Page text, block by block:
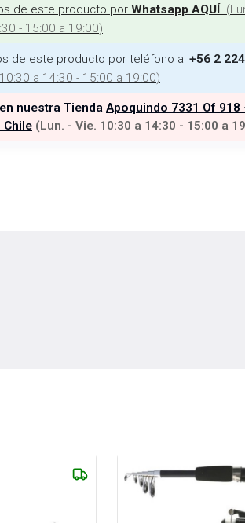
de este producto por Whatsapp AQUÍ (
- 15:00 a 19:00)
de este producto por teléfono al +56 2
a 14:30 - 15:00 a 19:00)
nuestra Tienda Apoquindo 7331 Of 918
Chile (Lun. - Vie. 10:30 a 14:30 - 15:00 a